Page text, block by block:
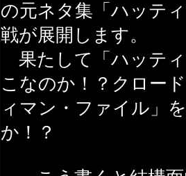
の元ネタ集「ハッテ
戦が展開します。
果たして「ハッテ
こなのか！？クロー
ィマン・ファイル」
か！？